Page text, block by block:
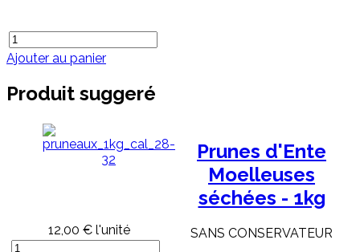
Ajouter au panier
Produit suggeré
12,00 € l'unité
Prunes d'Ente
Moelleuses
séchées - 1kg
SANS CONSERVATEUR